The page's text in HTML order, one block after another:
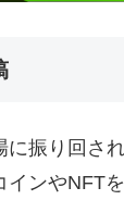
に振り回さ
インやNFT